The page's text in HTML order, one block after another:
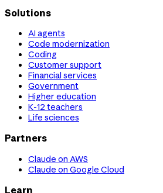
Solutions
AI agents
Code modernization
Coding
Customer support
Financial services
Government
Higher education
K-12 teachers
Life sciences
Partners
Claude on AWS
Claude on Google Cloud
Learn